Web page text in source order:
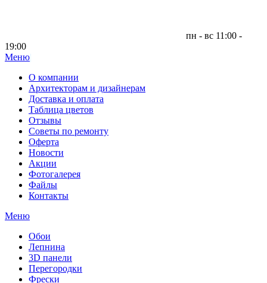
пн - вс 11:00 -
19:00
Меню|
О компании
Архитекторам и дизайнерам
Доставка и оплата
Таблица цветов
Отзывы
Советы по ремонту
Оферта
Новости
Акции
Фотогалерея
Файлы
Контакты
Меню
Обои
Лепнина
3D панели
Перегородки
Фрески